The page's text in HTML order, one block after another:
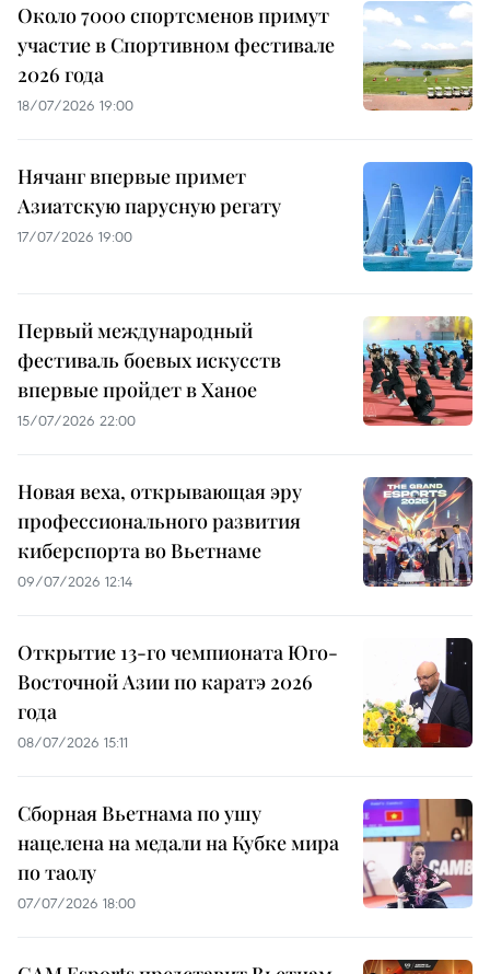
Около 7000 спортсменов примут
участие в Спортивном фестивале
2026 года
18/07/2026 19:00
Нячанг впервые примет
Азиатскую парусную регату
17/07/2026 19:00
Первый международный
фестиваль боевых искусств
впервые пройдет в Ханое
15/07/2026 22:00
Новая веха, открывающая эру
профессионального развития
киберспорта во Вьетнаме
09/07/2026 12:14
Открытие 13-го чемпионата Юго-
Восточной Азии по каратэ 2026
года
08/07/2026 15:11
Сборная Вьетнама по ушу
нацелена на медали на Кубке мира
по таолу
07/07/2026 18:00